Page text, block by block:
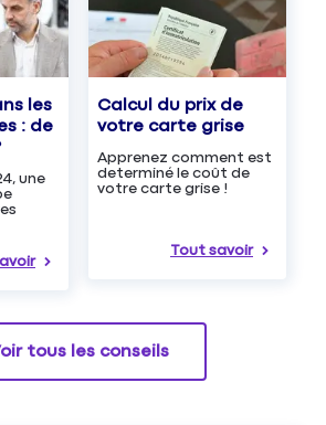
les
: de
une
Calcul du prix de
votre carte grise
Apprenez comment est
determiné le coût de
votre carte grise !
Tout savoir
tous les conseils